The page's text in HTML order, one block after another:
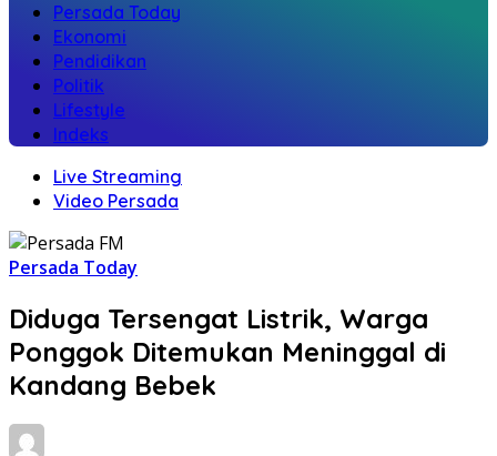
Persada Today
Ekonomi
Pendidikan
Politik
Lifestyle
Indeks
Live Streaming
Video Persada
Persada Today
Diduga Tersengat Listrik, Warga
Ponggok Ditemukan Meninggal di
Kandang Bebek